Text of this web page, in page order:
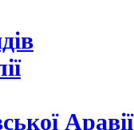
Аравії